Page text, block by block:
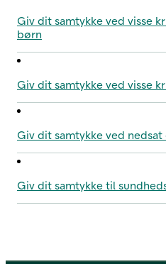
Giv dit samtykke ved visse
børn
Giv dit samtykke ved visse
Giv dit samtykke ved nedsat
Giv dit samtykke til